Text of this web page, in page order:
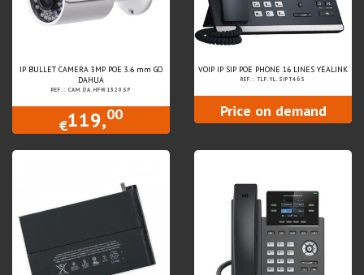
IP BULLET CAMERA 3MP POE 3.6 mm GO
DAHUA
REF.: CAM.DA.HFW1320SP
€119,00
VOIP IP SIP POE PHONE 16 LINES YEALINK
REF.: TLF.YL.SIPT46S
Price on demand